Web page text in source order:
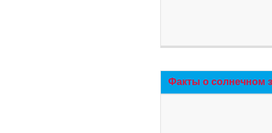
Факты о солнечном